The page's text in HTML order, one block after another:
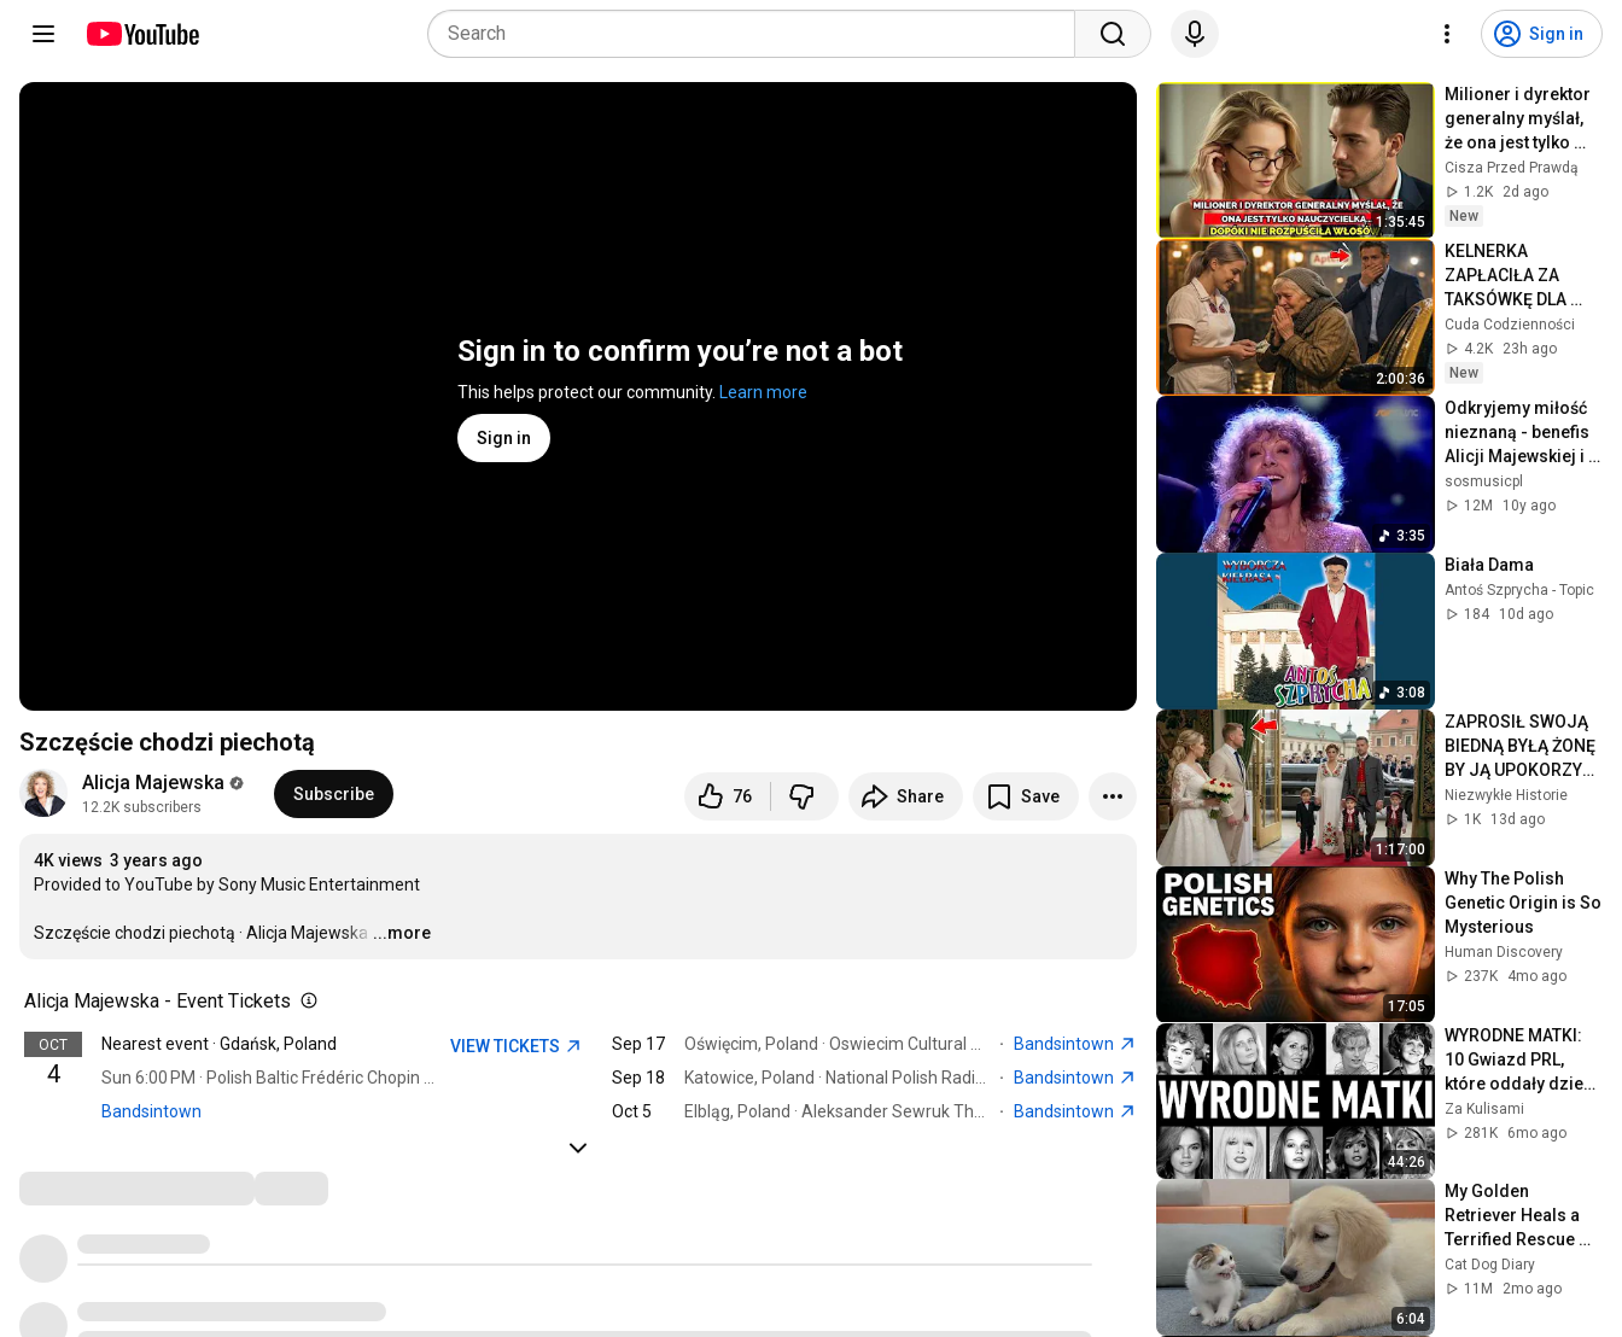
Sign in
Sign in to confirm you’re not a bot
This helps protect our community. Learn more
Sign in
Szczęście chodzi piechotą
Alicja Majewska
12.2K subscribers
Subscribe 76 Share Save
4K views 3 years ago
Provided to YouTube by Sony Music Entertainment
Szczęście chodzi piechotą · Alicja Majewska …
...more
Alicja Majewska - Event Tickets
OCT
4
Nearest event · Gdańsk, Poland
Bandsintown
VIEW TICKETS Sep 17 ·
Bandsintown
Sep 18
·
Bandsintown
Oct 5
· Bandsintown
1:35:45
Milioner i dyrektor
generalny myślał,
że ona jest tylko
nauczycielką…
dopóki nie
rozpuściła włosów.
Cisza Przed Prawdą
1.2K
2d ago
New
2:00:36
KELNERKA
ZAPŁACIŁA ZA
TAKSÓWKĘ DLA
STARSZEJ KOBIETY
NIE WIEDZĄC ŻE
MILIONER PATRZY
Cuda Codzienności
4.2K
23h ago
New
3:35
Odkryjemy miłość
nieznaną - benefis
Alicji Majewskiej i
Włodzimierza
Korcza
sosmusicpl
12M
10y ago
3:08
Biała Dama
Antoś Szprycha - Topic
184
10d ago
1:17:00
ZAPROSIŁ SWOJĄ
BIEDNĄ BYŁĄ ŻONĘ
BY JĄ UPOKORZYĆ
LECZ ONA
PRZYJECHAŁA
Niezwykłe Historie
1K
13d ago
17:05
Why The Polish
Genetic Origin is So
Mysterious
Human Discovery
237K
4mo ago
44:26
WYRODNE MATKI:
10 Gwiazd PRL,
które oddały dzieci,
by robić karierę
Za Kulisami
281K
6mo ago
6:04
My Golden
Retriever Heals a
Terrified Rescue
Kitten in Just 3
Meetings!
Cat Dog Diary
11M
2mo ago